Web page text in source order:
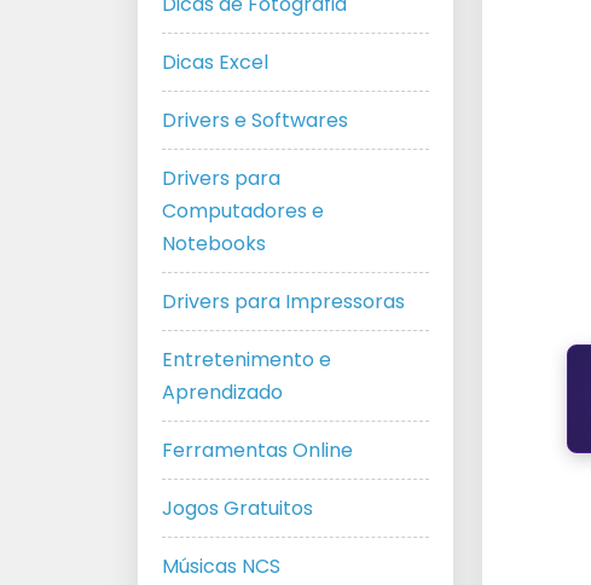
Dicas Excel
Drivers e Softwares
Drivers para
Computadores e
Notebooks
Drivers para Impressoras
Entretenimento e
Aprendizado
Ferramentas Online
Jogos Gratuitos
Músicas NCS